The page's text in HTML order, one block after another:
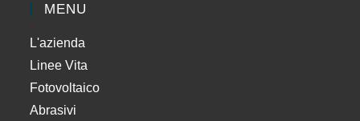
MENU
L'azienda
Linee Vita
Fotovoltaico
Abrasivi